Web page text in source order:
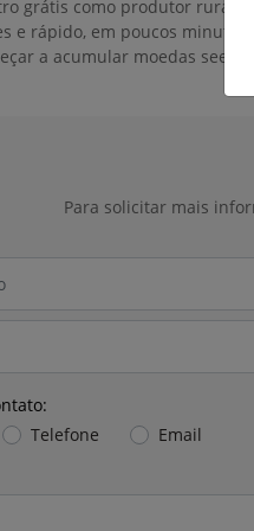
grátis como produtor rural ou
e rápido, em poucos minutos
a acumular moedas seedz.
Para solicitar mais
Telefone Email